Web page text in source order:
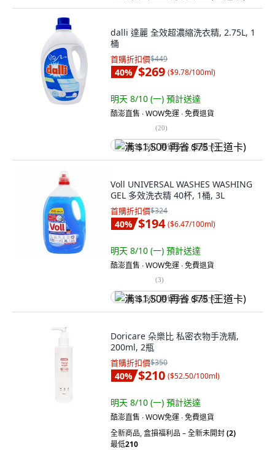
dalli 達麗 全效超濃縮洗衣精, 2.75L, 1
桶
首購折扣價$449
40% $269 ($9.78/100ml)
明天 8/10 (一) 預計送達
酷澎直售 ∙ WOW免運 ∙ 免費退貨
(20)
满 $1,500 再省 $75 (王道卡)
Voll UNIVERSAL WASHES WASHING
GEL 多效洗衣精 40杯, 1桶, 3L
首購折扣價$324
40% $194 ($6.47/100ml)
明天 8/10 (一) 預計送達
酷澎直售 ∙ WOW免運 ∙ 免費退貨
(3)
满 $1,500 再省 $75 (王道卡)
Doricare 朵樂比 私密衣物手洗精,
200ml, 2瓶
首購折扣價$350
40% $210 ($52.50/100ml)
明天 8/10 (一) 預計送達
酷澎直售 ∙ WOW免運 ∙ 免費退貨
全新商品,盒損福利品 – 全新未開封(2)
最低210